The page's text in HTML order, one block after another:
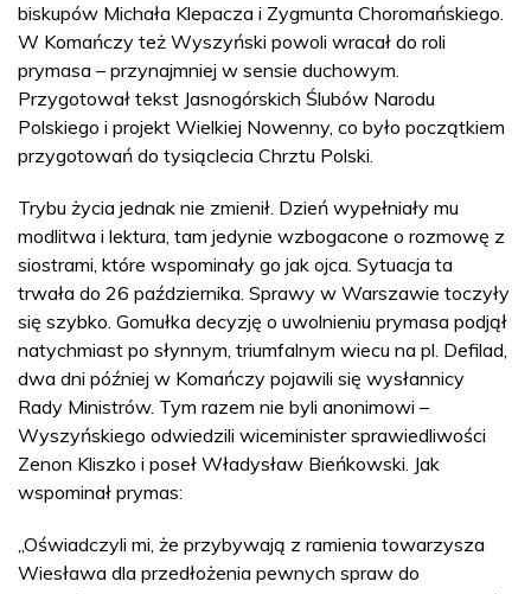
biskupów Michała Klepacza i Zygmunta Choromańskiego.
W Komańczy też Wyszyński powoli wracał do roli
prymasa – przynajmniej w sensie duchowym.
Przygotował tekst Jasnogórskich Ślubów Narodu
Polskiego i projekt Wielkiej Nowenny, co było początkiem
przygotowań do tysiąclecia Chrztu Polski.
Trybu życia jednak nie zmienił. Dzień wypełniały mu
modlitwa i lektura, tam jedynie wzbogacone o rozmowę z
siostrami, które wspominały go jak ojca. Sytuacja ta
trwała do 26 października. Sprawy w Warszawie toczyły
się szybko. Gomułka decyzję o uwolnieniu prymasa podjął
natychmiast po słynnym, triumfalnym wiecu na pl. Defilad,
dwa dni później w Komańczy pojawili się wysłannicy
Rady Ministrów. Tym razem nie byli anonimowi –
Wyszyńskiego odwiedzili wiceminister sprawiedliwości
Zenon Kliszko i poseł Władysław Bieńkowski. Jak
wspominał prymas:
„Oświadczyli mi, że przybywają z ramienia towarzysza
Wiesława dla przedłożenia pewnych spraw do